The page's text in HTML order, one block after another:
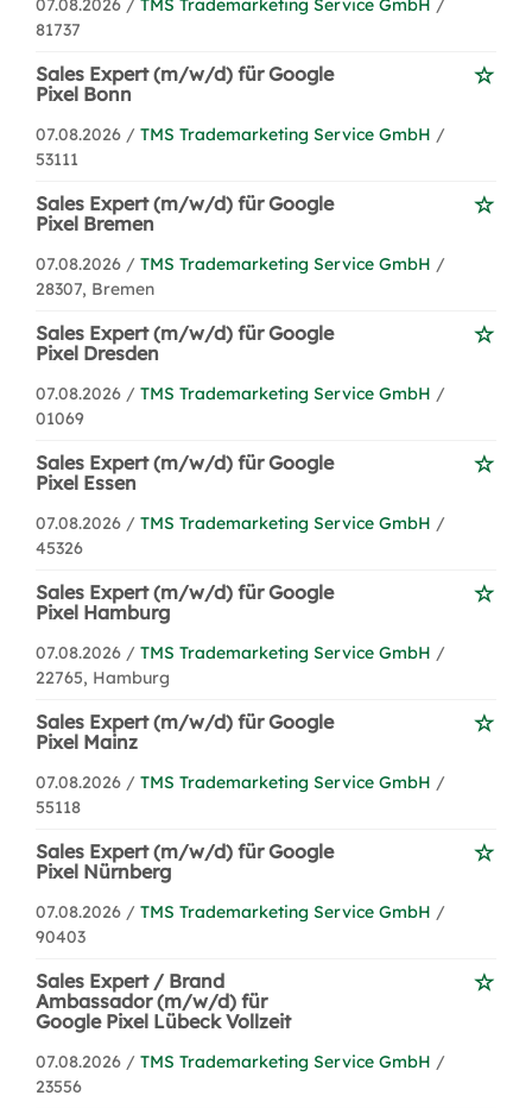
07.08.2026 / TMS Trademarketing Service GmbH /
81737
Sales Expert (m/w/d) für Google
Pixel Bonn
07.08.2026 / TMS Trademarketing Service GmbH /
53111
Sales Expert (m/w/d) für Google
Pixel Bremen
07.08.2026 / TMS Trademarketing Service GmbH /
28307, Bremen
Sales Expert (m/w/d) für Google
Pixel Dresden
07.08.2026 / TMS Trademarketing Service GmbH /
01069
Sales Expert (m/w/d) für Google
Pixel Essen
07.08.2026 / TMS Trademarketing Service GmbH /
45326
Sales Expert (m/w/d) für Google
Pixel Hamburg
07.08.2026 / TMS Trademarketing Service GmbH /
22765, Hamburg
Sales Expert (m/w/d) für Google
Pixel Mainz
07.08.2026 / TMS Trademarketing Service GmbH /
55118
Sales Expert (m/w/d) für Google
Pixel Nürnberg
07.08.2026 / TMS Trademarketing Service GmbH /
90403
Sales Expert / Brand
Ambassador (m/w/d) für
Google Pixel Lübeck Vollzeit
07.08.2026 / TMS Trademarketing Service GmbH /
23556